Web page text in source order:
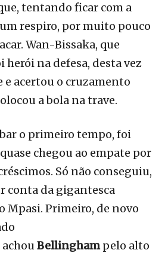
tentando ficar com a
respiro, por muito pouco
Wan-Bissaka, que
na defesa, desta vez
e acertou o cruzamento
a bola na trave.
o primeiro tempo, foi
chegou ao empate por
Só não conseguiu,
conta da gigantesca
Mpasi. Primeiro, de novo
achouBellinghampelo alto